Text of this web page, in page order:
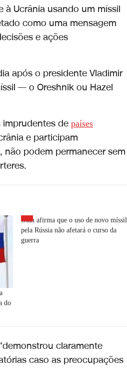
à Ucrânia usando um míssil
como uma mensagem
e ações
após o presidente Vladimir
— o Oreshnik ou Hazel
imprudentes de países
e participam
podem permanecer sem
do
Otan afirma que o uso de novo míssil
pela Rússia não afetará o curso da
guerra
claramente
caso as preocupações